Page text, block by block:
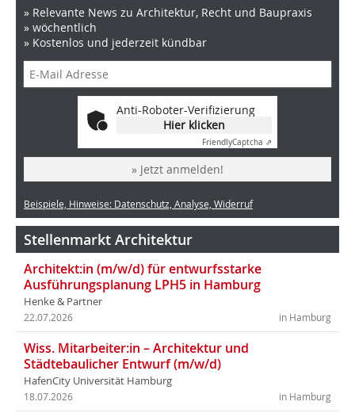
» Relevante News zu Architektur, Recht und Baupraxis
» wöchentlich
» Kostenlos und jederzeit kündbar
Anti-Roboter-Verifizierung
Hier klicken
FriendlyCaptcha ⇗
» Jetzt anmelden!
Beispiele, Hinweise: Datenschutz, Analyse, Widerruf
Stellenmarkt Architektur
Architekt:in (m/w/d) für entwurfsstarke
Ausführungsplanung LPH5 in Hamburg
Henke & Partner
in Hamburg
22.07.2026
Wiss. Mitarbeiter:in – Architektur und
Städtebaulicher Entwurf (m/w/d)
HafenCity Universität Hamburg
in Hamburg
18.07.2026